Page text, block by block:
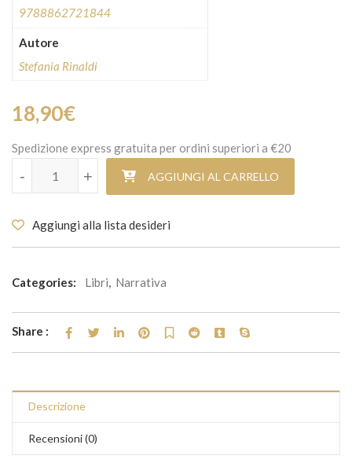
9788862721844
Autore
Stefania Rinaldi
18,90€
Spedizione express gratuita per ordini superiori a €20
Come cenere a Vallaida quantità
+
- AGGIUNGI AL CARRELLO
Aggiungi alla lista desideri
Categories: Libri, Narrativa
Share :
Descrizione
Recensioni (0)